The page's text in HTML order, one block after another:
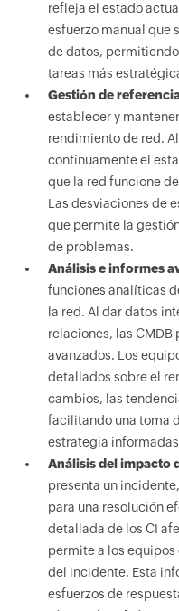
refleja el estado
esfuerzo manual que
de datos,
tareas más
Gestión de
establecer y
rendimiento de red.
continuamente el
que la red funcione
Las desviaciones de
que permite la
de problemas.
Análisis e informes
funciones analíticas
la red. Al dar datos
relaciones, las
avanzados. Los
detallados sobre el
cambios, las
facilitando una toma
estrategia
Análisis del impacto
presenta un
para una resolución
detallada de los CI
permite a los equipos
del incidente. Esta
esfuerzos de